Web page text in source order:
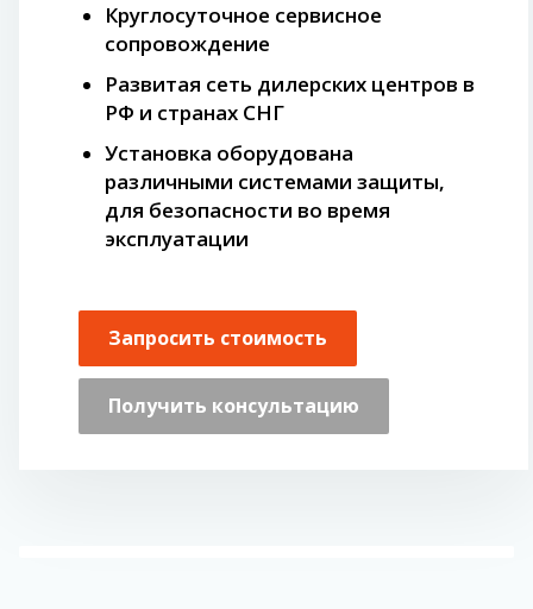
Круглосуточное сервисное
сопровождение
Развитая сеть дилерских центров в
РФ и странах СНГ
Установка оборудована
различными системами защиты,
для безопасности во время
эксплуатации
Запросить стоимость
Получить консультацию